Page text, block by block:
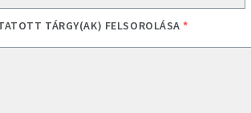
TÁRGY(AK) FELSOROLÁSA *